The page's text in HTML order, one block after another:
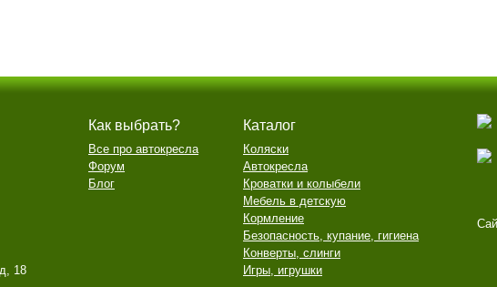
18
Как выбрать?
Все про автокресла
Форум
Блог
Каталог
Коляски
Автокресла
Кроватки и колыбели
Мебель в детскую
Кормление
Безопасность, купание, гигиена
Конверты, слинги
Игры, игрушки